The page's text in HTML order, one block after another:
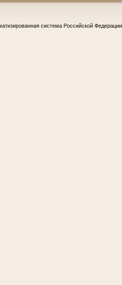
система Российской